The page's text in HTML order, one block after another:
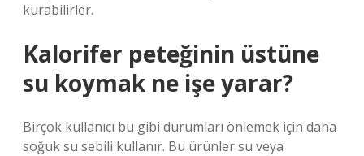
kurabilirler.
Kalorifer peteğinin üstüne
su koymak ne işe yarar?
Birçok kullanıcı bu gibi durumları önlemek için daha
soğuk su sebili kullanır. Bu ürünler su veya